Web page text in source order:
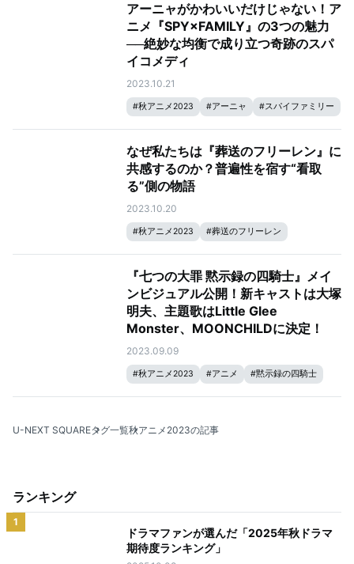
アーニャがかわいいだけじゃない！ア
ニメ『SPY×FAMILY』の3つの魅力
──絶妙な均衡で成り立つ奇跡のスパ
イコメディ
2023.10.21
#秋アニメ2023 #アーニャ #スパイファミリー
なぜ私たちは『葬送のフリーレン』に
共感するのか？普遍性を宿す“看取
る”側の物語
2023.10.20
#秋アニメ2023 #葬送のフリーレン
『七つの大罪 黙示録の四騎士』メイ
ンビジュアル公開！新キャストは大塚
明夫、主題歌はLittle Glee
Monster、MOONCHILDに決定！
2023.09.09
#秋アニメ2023 #アニメ #黙示録の四騎士
U-NEXT SQUAREタグ一覧秋アニメ2023の記事
ランキング
1
ドラマファンが選んだ「2025年秋ドラマ
期待度ランキング」